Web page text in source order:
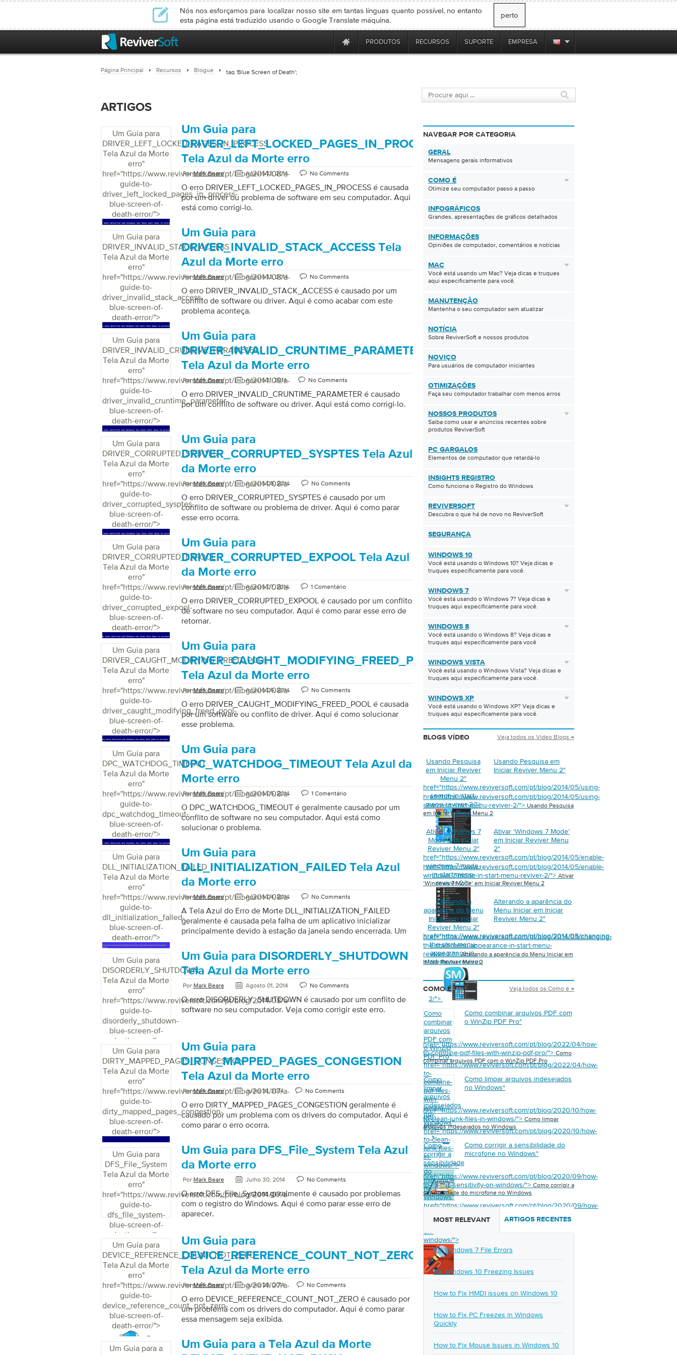
Nós nos esforçamos para localizar nosso site em tantas línguas quanto possível, no entanto
esta página está traduzido usando o Google Translate máquina.
perto
PRODUTOS RECURSOS SUPORTE EMPRESA
Página Principal Recursos Blogue tag 'Blue Screen of Death';
ARTIGOS
Um Guia para
DRIVER_LEFT_LOCKED_PAGES_IN_PROCESS
Tela Azul da Morte
erro"
href="https://www.reviversoft.com/pt/blog/2014/08/a-
guide-to-
driver_left_locked_pages_in_process-
blue-screen-of-
death-error/">
Um Guia para
DRIVER_LEFT_LOCKED_PAGES_IN_PROCESS
Tela Azul da Morte erro
PorMark Beare Agosto 12, 2014 No Comments
O erro DRIVER_LEFT_LOCKED_PAGES_IN_PROCESS é causada
por um driver ou problema de software em seu computador. Aqui
está como corrigi-lo.
Um Guia para
DRIVER_INVALID_STACK_ACCESS
Tela Azul da Morte
erro"
href="https://www.reviversoft.com/pt/blog/2014/08/a-
guide-to-
driver_invalid_stack_access-
blue-screen-of-
death-error/">
Um Guia para
DRIVER_INVALID_STACK_ACCESS Tela
Azul da Morte erro
PorMark Beare Agosto 12, 2014 No Comments
O erro DRIVER_INVALID_STACK_ACCESS é causado por um
conflito de software ou driver. Aqui é como acabar com este
problema aconteça.
Um Guia para
DRIVER_INVALID_CRUNTIME_PARAMETER
Tela Azul da Morte
erro"
href="https://www.reviversoft.com/pt/blog/2014/08/a-
guide-to-
driver_invalid_cruntime_parameter-
blue-screen-of-
death-error/">
Um Guia para
DRIVER_INVALID_CRUNTIME_PARAMETER
Tela Azul da Morte erro
PorMark Beare Agosto 11, 2014 No Comments
O erro DRIVER_INVALID_CRUNTIME_PARAMETER é causado
por um conflito de software ou driver. Aqui está como corrigi-lo.
Um Guia para
DRIVER_CORRUPTED_SYSPTES
Tela Azul da Morte
erro"
href="https://www.reviversoft.com/pt/blog/2014/08/a-
guide-to-
driver_corrupted_sysptes-
blue-screen-of-
death-error/">
Um Guia para
DRIVER_CORRUPTED_SYSPTES Tela Azul
da Morte erro
PorMark Beare Agosto 08, 2014 No Comments
O erro DRIVER_CORRUPTED_SYSPTES é causado por um
conflito de software ou problema de driver. Aqui é como parar
esse erro ocorra.
Um Guia para
DRIVER_CORRUPTED_EXPOOL
Tela Azul da Morte
erro"
href="https://www.reviversoft.com/pt/blog/2014/08/a-
guide-to-
driver_corrupted_expool-
blue-screen-of-
death-error/">
Um Guia para
DRIVER_CORRUPTED_EXPOOL Tela Azul
da Morte erro
PorMark Beare Agosto 07, 2014 1 Comentário
O erro DRIVER_CORRUPTED_EXPOOL é causado por um conflito
de software no seu computador. Aqui é como parar esse erro de
retornar.
Um Guia para
DRIVER_CAUGHT_MODIFYING_FREED_POOL
Tela Azul da Morte
erro"
href="https://www.reviversoft.com/pt/blog/2014/08/a-
guide-to-
driver_caught_modifying_freed_pool-
blue-screen-of-
death-error/">
Um Guia para
DRIVER_CAUGHT_MODIFYING_FREED_POOL
Tela Azul da Morte erro
PorMark Beare Agosto 06, 2014 No Comments
O erro DRIVER_CAUGHT_MODIFYING_FREED_POOL é causada
por um software ou conflito de driver. Aqui é como solucionar
esse problema.
Um Guia para
DPC_WATCHDOG_TIMEOUT
Tela Azul da Morte
erro"
href="https://www.reviversoft.com/pt/blog/2014/08/a-
guide-to-
dpc_watchdog_timeout-
blue-screen-of-
death-error/">
Um Guia para
DPC_WATCHDOG_TIMEOUT Tela Azul da
Morte erro
PorMark Beare Agosto 05, 2014 1 Comentário
O DPC_WATCHDOG_TIMEOUT é geralmente causado por um
conflito de software no seu computador. Aqui está como
solucionar o problema.
Um Guia para
DLL_INITIALIZATION_FAILED
Tela Azul da Morte
erro"
href="https://www.reviversoft.com/pt/blog/2014/08/a-
guide-to-
dll_initialization_failed-
blue-screen-of-
death-error/">
Um Guia para
DLL_INITIALIZATION_FAILED Tela Azul
da Morte erro
PorMark Beare Agosto 04, 2014 No Comments
A Tela Azul do Erro de Morte DLL_INITIALIZATION_FAILED
geralmente é causada pela falha de um aplicativo inicializar
principalmente devido à estação da janela sendo encerrada. Um
pode causar esse erro. Originalmente, o uso do aplicativo DLL é
para relatório de erros. O aplicativo coletará dados sobre os
problemas de software e os enviará para a Microsoft
posteriormente. O erro se manifesta fazendo uma caixa de
mensagem aparecer informando que a inicialização falhou e
terminará o processo de forma anormal sempre que […]
Um Guia para
DISORDERLY_SHUTDOWN
Tela Azul da Morte
erro"
href="https://www.reviversoft.com/pt/blog/2014/08/a-
guide-to-
disorderly_shutdown-
blue-screen-of-
death-error/">
Um Guia para DISORDERLY_SHUTDOWN
Tela Azul da Morte erro
Por Mark Beare Agosto 01, 2014 No Comments
O erro DISORDERLY_SHUTDOWN é causado por um conflito de
software no seu computador. Veja como corrigir este erro.
Um Guia para
DIRTY_MAPPED_PAGES_CONGESTION
Tela Azul da Morte
erro"
href="https://www.reviversoft.com/pt/blog/2014/07/a-
guide-to-
dirty_mapped_pages_congestion-
blue-screen-of-
death-error/">
Um Guia para
DIRTY_MAPPED_PAGES_CONGESTION
Tela Azul da Morte erro
PorMark Beare Julho 31, 2014 No Comments
O erro DIRTY_MAPPED_PAGES_CONGESTION geralmente é
causado por um problema com os drivers do computador. Aqui é
como parar o erro ocorra.
Um Guia para
DFS_File_System
Tela Azul da Morte
erro"
href="https://www.reviversoft.com/pt/blog/2014/07/a-
guide-to-
dfs_file_system-
blue-screen-of-
death-error/">
Um Guia para DFS_File_System Tela Azul
da Morte erro
Por Mark Beare Julho 30, 2014 No Comments
O erro DFS_File_System geralmente é causado por problemas
com o registro do Windows. Aqui é como parar esse erro de
aparecer.
Um Guia para
DEVICE_REFERENCE_COUNT_NOT_ZERO
Tela Azul da Morte
erro"
href="https://www.reviversoft.com/pt/blog/2014/07/a-
guide-to-
device_reference_count_not_zero-
blue-screen-of-
death-error/">
Um Guia para
DEVICE_REFERENCE_COUNT_NOT_ZERO
Tela Azul da Morte erro
PorMark Beare Julho 29, 2014 No Comments
O erro DEVICE_REFERENCE_COUNT_NOT_ZERO é causado por
um problema com os drivers do computador. Aqui é como parar
essa mensagem seja exibida.
Um Guia para a
Um Guia para a Tela Azul da Morte
NAVEGAR POR CATEGORIA
GERAL
Mensagens gerais informativos
COMO É
Otimize seu computador passo a passo
INFOGRÁFICOS
Grandes, apresentações de gráficos detalhados
INFORMAÇÕES
Opiniões de computador, comentários e notícias
MAC
Você está usando um Mac? Veja dicas e truques
aqui especificamente para você.
MANUTENÇÃO
Mantenha o seu computador sem atualizar
NOTÍCIA
Sobre ReviverSoft e nossos produtos
NOVIÇO
Para usuários de computador iniciantes
OTIMIZAÇÕES
Faça seu computador trabalhar com menos erros
NOSSOS PRODUTOS
Saiba como usar e anúncios recentes sobre
produtos ReviverSoft
PC GARGALOS
Elementos de computador que retardá-lo
INSIGHTS REGISTRO
Como funciona o Registro do Windows
REVIVERSOFT
Descubra o que há de novo no ReviverSoft
SEGURANÇA
WINDOWS 10
Você está usando o Windows 10? Veja dicas e
truques especificamente para você.
WINDOWS 7
Você está usando o Windows 7? Veja dicas e
truques aqui especificamente para você.
WINDOWS 8
Você está usando o Windows 8? Veja dicas e
truques aqui especificamente para você
WINDOWS VISTA
Você está usando o Windows Vista? Veja dicas e
truques aqui especificamente para você.
WINDOWS XP
Você está usando o Windows XP? Veja dicas e
truques aqui especificamente para você.
BLOGS VÍDEO Veja todos os Vídeo Blogs →
Usando Pesquisa
em Iniciar Reviver
Menu 2"
href="https://www.reviversoft.com/pt/blog/2014/05/using-
search-in-start-
menu-reviver-2/">
Usando Pesquisa em
Iniciar Reviver Menu 2"
href="https://www.reviversoft.com/pt/blog/2014/05/using-
search-in-start-menu-reviver-2/"> Usando Pesquisa
em Iniciar Reviver Menu 2
Ativar ‘Windows 7
Mode’ em Iniciar
Reviver Menu 2"
href="https://www.reviversoft.com/pt/blog/2014/05/enable-
windows-7-mode-
in-start-menu-
reviver-2/">
Ativar ‘Windows 7 Mode’
em Iniciar Reviver Menu
2"
href="https://www.reviversoft.com/pt/blog/2014/05/enable-
windows-7-mode-in-start-menu-reviver-2/"> Ativar
‘Windows 7 Mode’ em Iniciar Reviver Menu 2
Alterando a
aparência do Menu
Iniciar em Iniciar
Reviver Menu 2"
href="https://www.reviversoft.com/pt/blog/2014/05/changing-
the-start-menu-
appearance-in-
start-menu-reviver-
2/">
Alterando a aparência do
Menu Iniciar em Iniciar
Reviver Menu 2"
href="https://www.reviversoft.com/pt/blog/2014/05/changing-
the-start-menu-appearance-in-start-menu-
reviver-2/">Alterando a aparência do Menu Iniciar em
Iniciar Reviver Menu 2
COMO É Veja todos os Como é →
Como
combinar
arquivos
PDF com
o WinZip
PDF Pro"
href="https://www.reviversoft.com/pt/blog/2022/04/how-
to-
combine-
pdf-files-
with-
winzip-
pdf-
pro/">
Como combinar arquivos PDF com
o WinZip PDF Pro"
href="https://www.reviversoft.com/pt/blog/2022/04/how-
to-combine-pdf-files-with-winzip-pdf-pro/"> Como
combinar arquivos PDF com o WinZip PDF Pro
Como
limpar
arquivos
indesejados
no
Windows"
href="https://www.reviversoft.com/pt/blog/2020/10/how-
to-clean-
junk-files-
in-
windows/">
Como limpar arquivos indesejados
no Windows"
href="https://www.reviversoft.com/pt/blog/2020/10/how-
to-clean-junk-files-in-windows/"> Como limpar
arquivos indesejados no Windows
Como
corrigir a
sensibilidade
do
microfone
no
Windows"
href="https://www.reviversoft.com/pt/blog/2020/09/how-
sensitivity-
windows/">
Como corrigir a sensibilidade do
microfone no Windows"
href="https://www.reviversoft.com/pt/blog/2020/09/how-
to-fix-mic-sensitivity-on-windows/"> Como corrigir a
sensibilidade do microfone no Windows
MOST RELEVANT ARTIGOS RECENTES
Fix Windows 7 File Errors
Fix Windows 10 Freezing Issues
How to Fix HMDI issues on Windows 10
How to Fix PC Freezes in Windows
Quickly
How to Fix Mouse Issues in Windows 10